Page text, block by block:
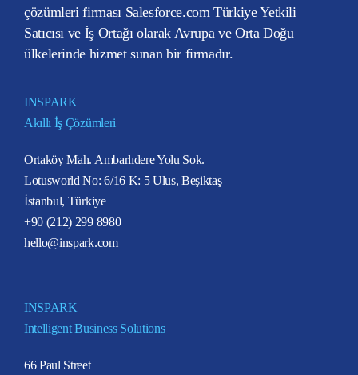
çözümleri firması Salesforce.com Türkiye Yetkili
Satıcısı ve İş Ortağı olarak Avrupa ve Orta Doğu
ülkelerinde hizmet sunan bir firmadır.
INSPARK
Akıllı İş Çözümleri
Ortaköy Mah. Ambarlıdere Yolu Sok.
Lotusworld No: 6/16 K: 5 Ulus, Beşiktaş
İstanbul, Türkiye
+90 (212) 299 8980
hello@inspark.com
INSPARK
Intelligent Business Solutions
66 Paul Street